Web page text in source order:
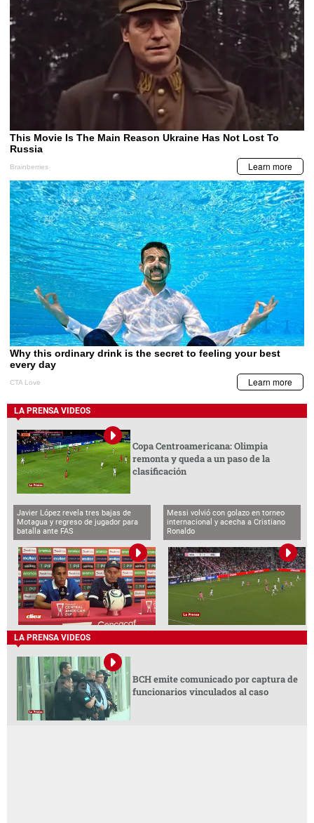
LA PRENSA VIDEOS
Copa Centroamericana: Olimpia
remonta y queda a un paso de la
clasificación
Javier López revela tres bajas de
Motagua y regreso de jugador para
batalla ante FAS
Messi volvió con golazo en torneo
internacional y acecha a Cristiano
Ronaldo
LA PRENSA VIDEOS
BCH emite comunicado por captura de
funcionarios vinculados al caso